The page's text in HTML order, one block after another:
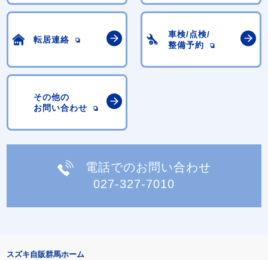
転居連絡
車検/点検/
整備予約
その他の
お問い合わせ
電話でのお問い合わせ
027-327-7010
スズキ自販群馬ホーム